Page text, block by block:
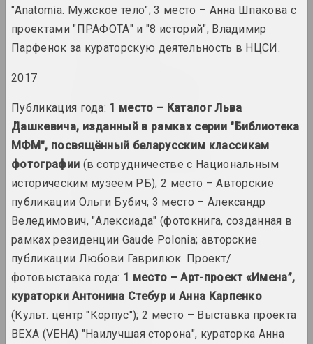
Андрей Анро
художник, фотограф, писатель
интернет ресурс
Ирина Ануфриева
художница, перформерка
Юрий Анушко
художник
Борис Аракчеев
художник
Art Aktivist
интернет ресурс, сми
"Anatomia. Мужское тело"; 3 место – Анна Шпакова с
проектами "ПРАФОТА" и "8 историй"; Владимир
Парфенок за кураторскую деятельность в НЦСИ.
2017
Публикация года: 1 место – Каталог Льва
Дашкевича, изданный в рамках серии "Библиотека
МФМ", посвящённый беларусским классикам
фотографии (в сотрудничестве с Национальным
историческим музеем РБ); 2 место – Авторские
публикации Ольги Бубич; 3 место – Александр
Веледимович, "Алексиада" (фотокнига, созданная в
рамках резиденции Gaude Polonia; авторские
публикации Любови Гаврилюк. Проект/
фотовыставка года: 1 место – Арт-проект «Имена”,
кураторки Антонина Стебур и Анна Карпенко
(Культ. центр "Корпус"); 2 место – Выставка проекта
ВЕХА (VEHA) "Наилучшая сторона", кураторка Анна